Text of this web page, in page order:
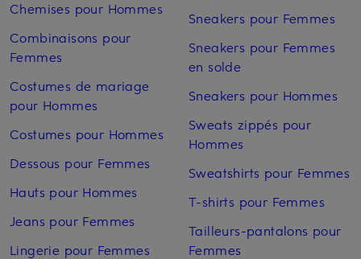
Chemises pour Hommes
Combinaisons pour
Femmes
Costumes de mariage
pour Hommes
Costumes pour Hommes
Dessous pour Femmes
Hauts pour Hommes
Jeans pour Femmes
Lingerie pour Femmes
Sneakers pour Femmes
Sneakers pour Femmes
en solde
Sneakers pour Hommes
Sweats zippés pour
Hommes
Sweatshirts pour Femmes
T-shirts pour Femmes
Tailleurs-pantalons pour
Femmes